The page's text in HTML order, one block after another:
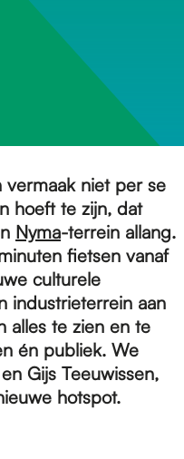
vermaak niet per se
hoeft te zijn, dat
Nyma-terrein allang.
fietsen vanaf
culturele
industrieterrein aan
alles te zien en te
én publiek. We
Gijs Teeuwissen,
hotspot.